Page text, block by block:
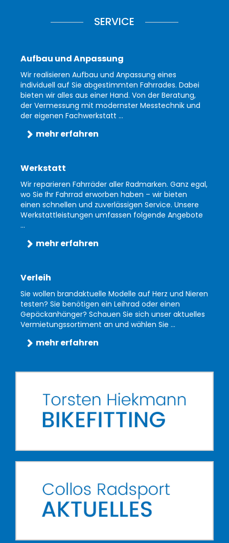
SERVICE
Aufbau und Anpassung
Wir realisieren Aufbau und Anpassung eines
individuell auf Sie abgestimmten Fahrrades. Dabei
bieten wir alles aus einer Hand. Von der Beratung,
der Vermessung mit modernster Messtechnik und
der eigenen Fachwerkstatt ...
mehr erfahren
Werkstatt
Wir reparieren Fahrräder aller Radmarken. Ganz egal,
wo Sie Ihr Fahrrad erworben haben – wir bieten
einen schnellen und zuverlässigen Service. Unsere
Werkstattleistungen umfassen folgende Angebote
...
mehr erfahren
Verleih
Sie wollen brandaktuelle Modelle auf Herz und Nieren
testen? Sie benötigen ein Leihrad oder einen
Gepäckanhänger? Schauen Sie sich unser aktuelles
Vermietungssortiment an und wählen Sie ...
mehr erfahren